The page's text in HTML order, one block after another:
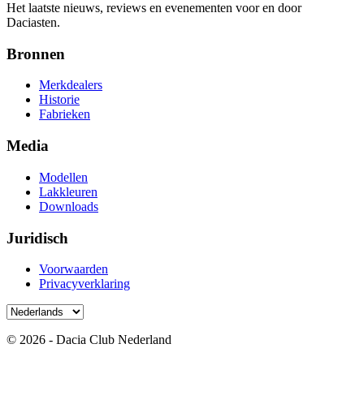
Het laatste nieuws, reviews en evenementen voor en door
Daciasten.
Bronnen
Merkdealers
Historie
Fabrieken
Media
Modellen
Lakkleuren
Downloads
Juridisch
Voorwaarden
Privacyverklaring
© 2026 - Dacia Club Nederland